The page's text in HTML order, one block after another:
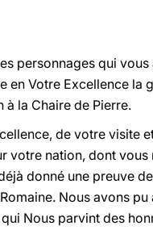
personnages qui
en Votre Excellence
la Chaire de Pierre.
de votre visite
votre nation, dont
donné une preuve
Nous avons
Nous parvint des